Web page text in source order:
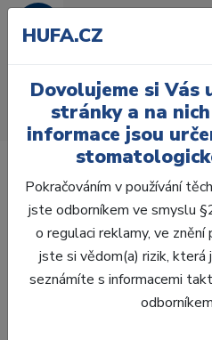
Úvod Zuby
AcryRock
AcryRock 1x28 S18-I18-
HUFA.CZ
Dovolujeme si
stránky a na
informace jsou
Pokračováním v používání
jste odborníkem ve smyslu
o regulaci reklamy, ve znění
jste si vědom(a) rizik, která
seznámíte s informacemi